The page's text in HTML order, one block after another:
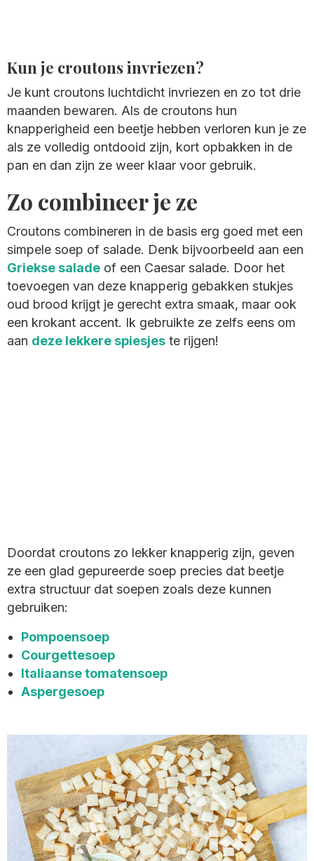
Kun je croutons invriezen?
Je kunt croutons luchtdicht invriezen en zo tot drie
maanden bewaren. Als de croutons hun
knapperigheid een beetje hebben verloren kun je ze
als ze volledig ontdooid zijn, kort opbakken in de
pan en dan zijn ze weer klaar voor gebruik.
Zo combineer je ze
Croutons combineren in de basis erg goed met een
simpele soep of salade. Denk bijvoorbeeld aan een
Griekse salade of een Caesar salade. Door het
toevoegen van deze knapperig gebakken stukjes
oud brood krijgt je gerecht extra smaak, maar ook
een krokant accent. Ik gebruikte ze zelfs eens om
aan deze lekkere spiesjes te rijgen!
Doordat croutons zo lekker knapperig zijn, geven
ze een glad gepureerde soep precies dat beetje
extra structuur dat soepen zoals deze kunnen
gebruiken:
Pompoensoep
Courgettesoep
Italiaanse tomatensoep
Aspergesoep